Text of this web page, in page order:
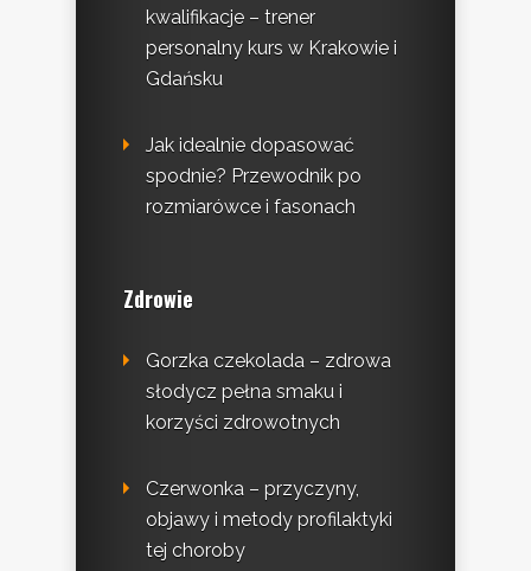
kwalifikacje – trener
personalny kurs w Krakowie i
Gdańsku
Jak idealnie dopasować
spodnie? Przewodnik po
rozmiarówce i fasonach
Zdrowie
Gorzka czekolada – zdrowa
słodycz pełna smaku i
korzyści zdrowotnych
Czerwonka – przyczyny,
objawy i metody profilaktyki
tej choroby